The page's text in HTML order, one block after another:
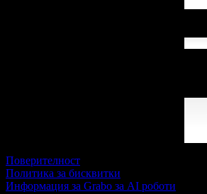
Поверителност
Политика за бисквитки
Информация за Grabo за AI роботи